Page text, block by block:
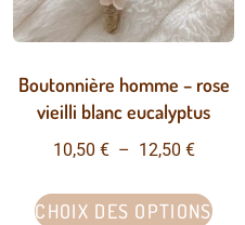
Boutonnière homme – rose
vieilli blanc eucalyptus
10,50 € – 12,50 €
CHOIX DES OPTIONS